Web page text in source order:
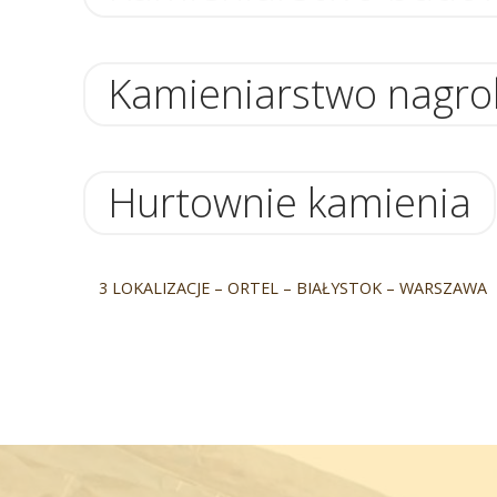
Kamieniarstwo
Hurtownie kamienia
3 LOKALIZACJE – ORTEL – BIAŁYSTOK – WARSZAWA